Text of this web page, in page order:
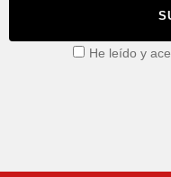
He leído y